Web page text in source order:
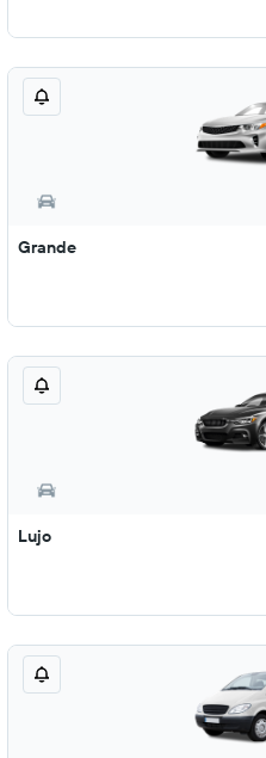
Grande
Lujo